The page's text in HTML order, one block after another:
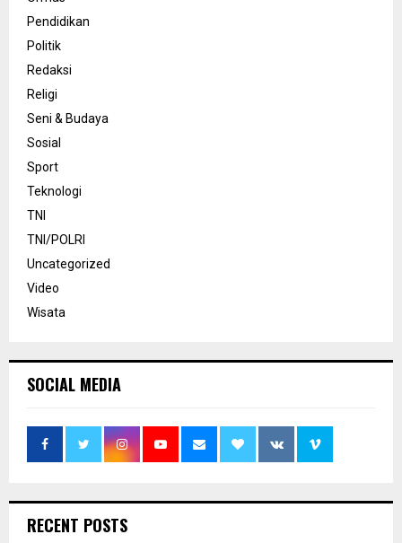
Pendidikan
Politik
Redaksi
Religi
Seni & Budaya
Sosial
Sport
Teknologi
TNI
TNI/POLRI
Uncategorized
Video
Wisata
SOCIAL MEDIA
RECENT POSTS